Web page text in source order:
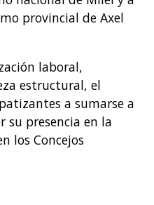
provincial de Axel
laboral,
estructural, el
a sumarse a
su presencia en la
los Concejos